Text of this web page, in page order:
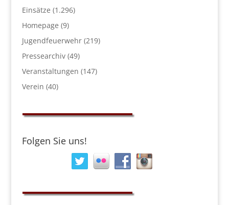
Einsätze (1.296)
Homepage (9)
Jugendfeuerwehr(219)
Pressearchiv(49)
Veranstaltungen (147)
Verein (40)
Folgen Sie uns!